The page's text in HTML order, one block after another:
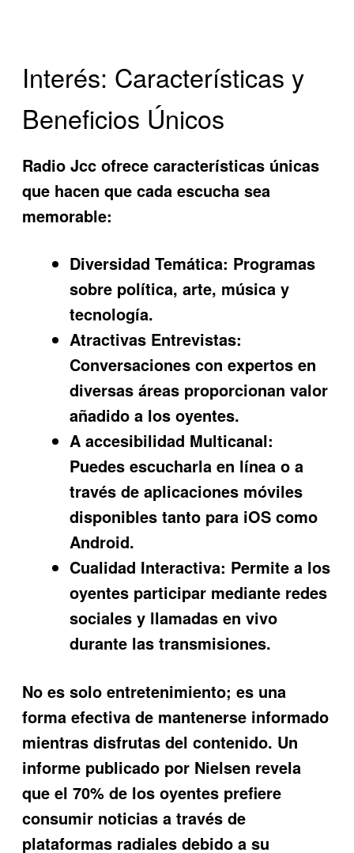
Interés: Características y
Beneficios Únicos
Radio Jcc ofrece características únicas
que hacen que cada escucha sea
memorable:
Diversidad Temática: Programas
sobre política, arte, música y
tecnología.
Atractivas Entrevistas:
Conversaciones con expertos en
diversas áreas proporcionan valor
añadido a los oyentes.
A accesibilidad Multicanal:
Puedes escucharla en línea o a
través de aplicaciones móviles
disponibles tanto para iOS como
Android.
Cualidad Interactiva: Permite a los
oyentes participar mediante redes
sociales y llamadas en vivo
durante las transmisiones.
No es solo entretenimiento; es una
forma efectiva de mantenerse informado
mientras disfrutas del contenido. Un
informe publicado por Nielsen revela
que el 70% de los oyentes prefiere
consumir noticias a través de
plataformas radiales debido a su